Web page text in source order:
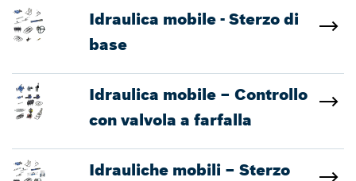
Idraulica mobile - Sterzo di
base
Idraulica mobile – Controllo
con valvola a farfalla
Idrauliche mobili – Sterzo